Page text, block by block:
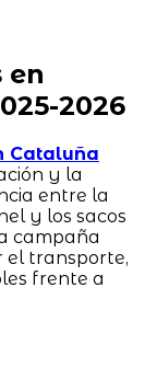
en
2026
Cataluña
y la
entre la
y los sacos
campaña
el transporte,
frente a